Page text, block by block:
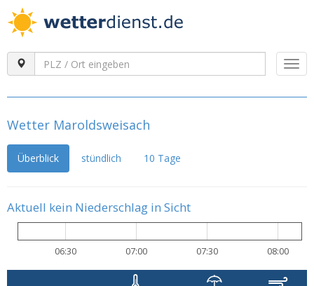
Wetter Maroldsweisach
Überblick stündlich 10 Tage
Aktuell kein Niederschlag in Sicht
06:30 07:00 07:30 08:00